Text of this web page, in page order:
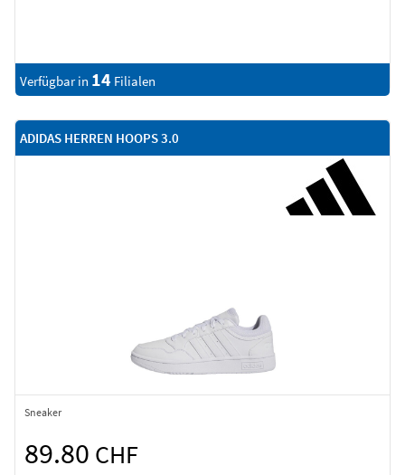
Verfügbar in 14 Filialen
ADIDAS HERREN HOOPS 3.0
Sneaker
89.80 CHF